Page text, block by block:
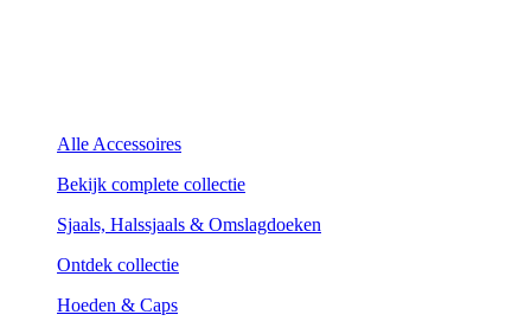
Alle Accessoires
Bekijk complete collectie
Sjaals, Halssjaals & Omslagdoeken
Ontdek collectie
Hoeden & Caps